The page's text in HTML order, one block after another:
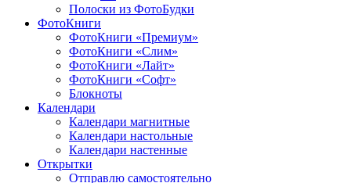
Полоски из ФотоБудки
ФотоКниги
ФотоКниги «Премиум»
ФотоКниги «Слим»
ФотоКниги «Лайт»
ФотоКниги «Софт»
Блокноты
Календари
Календари магнитные
Календари настольные
Календари настенные
Открытки
Отправлю самостоятельно